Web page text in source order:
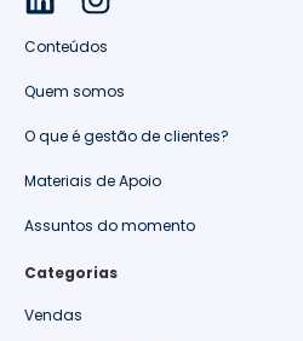
Conteúdos
Quem somos
O que é gestão de clientes?
Materiais de Apoio
Assuntos do momento
Categorias
Vendas